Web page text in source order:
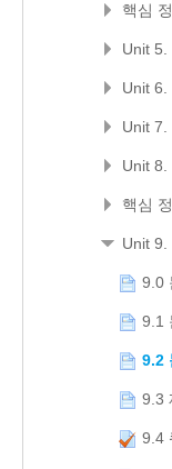
핵심
Unit 5.
Unit 6.
Unit 7.
Unit 8.
핵심
Unit 9.
9.0
9.1
9.2
9.3
9.4